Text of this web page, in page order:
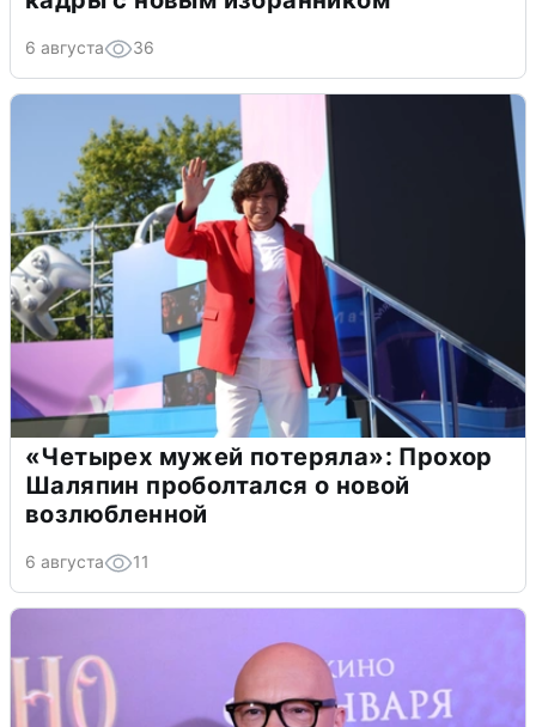
6 августа 36
«Четырех мужей потеряла»: Прохор
Шаляпин проболтался о новой
возлюбленной
6 августа 11